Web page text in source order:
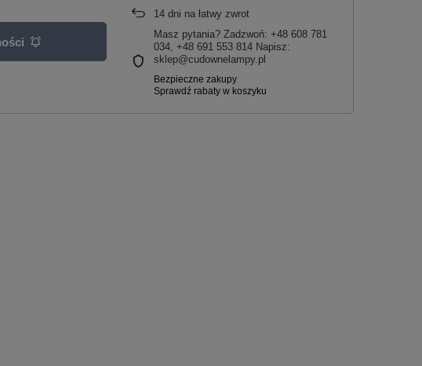
14 dni na łatwy zwrot
Masz pytania? Zadzwoń: +48 608 781
034, +48 691 553 814 Napisz:
sklep@cudownelampy.pl